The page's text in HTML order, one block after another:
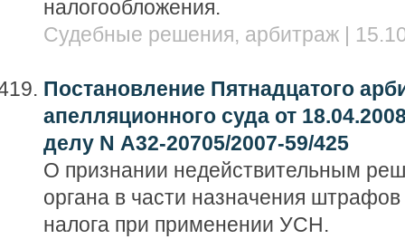
налогообложения.
Судебные решения, арбитраж |
Постановление Пятнадцатого
апелляционного суда от
делу N А32-20705/2007-59/425
О признании недействительным
органа в части назначения штрафов
налога при применении УСН.